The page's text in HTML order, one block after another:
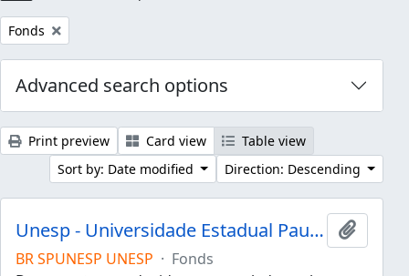
Remove filter:
Fonds
Advanced search options
Print preview Card view
Table view
Sort by: Date modified
Direction: Descending
Unesp - Universidade Estadual Paulista "Júlio de Mesquita Filho"
Add to
BR SPUNESP UNESP · Fonds